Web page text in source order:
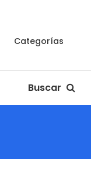
categorías
Buscar